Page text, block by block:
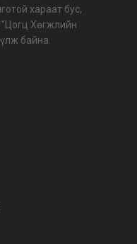
хараат бус,
"Цогц Хөгжлийн
байна.